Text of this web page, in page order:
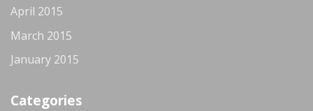
April 2015
March 2015
January 2015
Categories